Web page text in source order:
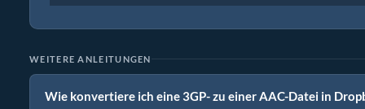
WEITERE ANLEITUNGEN
Wie konvertiere ich eine 3GP- zu einer AAC-Datei in